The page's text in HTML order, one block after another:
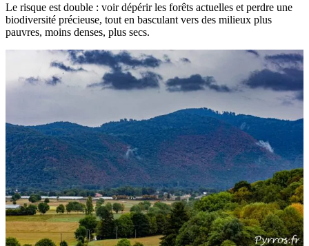
Le risque est double : voir dépérir les forêts actuelles et perdre une
biodiversité précieuse, tout en basculant vers des milieux plus
pauvres, moins denses, plus secs.